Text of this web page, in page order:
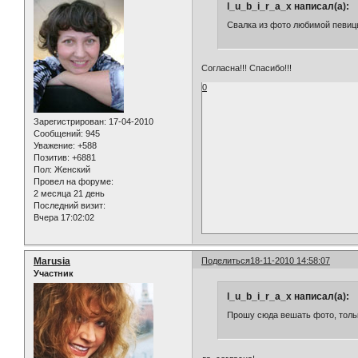
Зарегистрирован: 17-04-2010
Сообщений: 945
Уважение: +588
Позитив: +6881
Пол: Женский
Провел на форуме:
2 месяца 21 день
Последний визит:
Вчера 17:02:02
l_u_b_i_r_a_x написал(а):
Свалка из фото любимой
Согласна!!! Спасибо!!!
0
Поделиться18-11-2010 14:58:07
Marusia
Участник
l_u_b_i_r_a_x написал(а):
Прошу сюда вешать фото,